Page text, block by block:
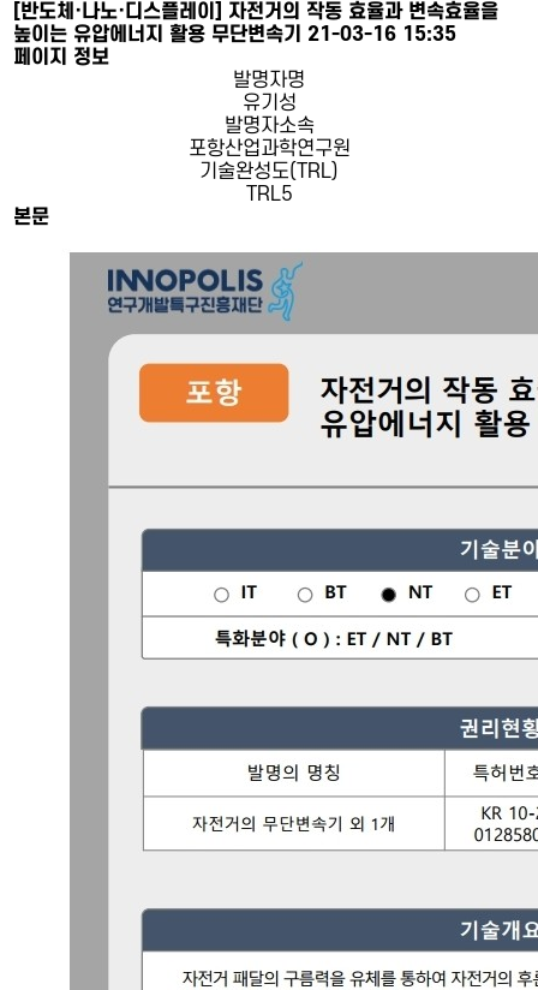
[반도체·나노·디스플레이]
자전거의 작동 효율과 변속효율을
높이는 유압에너지 활용 무단변속기 21-03-16 15:35
페이지 정보
발명자명
유기성
발명자소속
포항산업과학연구원
기술완성도(TRL)
TRL5
본문